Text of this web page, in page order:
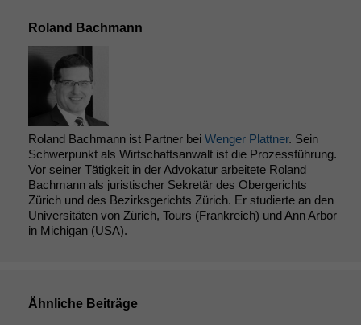
Roland Bachmann
Roland Bachmann ist Partner bei Wenger Plattner. Sein
Schwerpunkt als Wirtschaftsanwalt ist die Prozessführung.
Vor seiner Tätigkeit in der Advokatur arbeitete Roland
Bachmann als juristischer Sekretär des Obergerichts
Zürich und des Bezirksgerichts Zürich. Er studierte an den
Universitäten von Zürich, Tours (Frankreich) und Ann Arbor
in Michigan (USA).
Ähnliche Beiträge